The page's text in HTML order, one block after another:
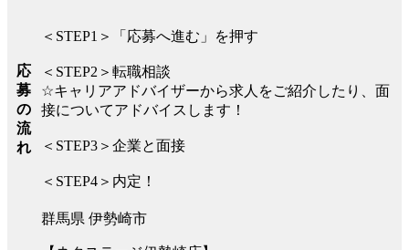
応
募
の
流
れ
＜STEP1＞「応募へ進む」を押す
＜STEP2＞転職相談
☆キャリアアドバイザーから求人をご紹介したり、面
接についてアドバイスします！
＜STEP3＞企業と面接
＜STEP4＞内定！
群馬県 伊勢崎市